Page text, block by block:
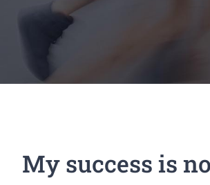
My success is